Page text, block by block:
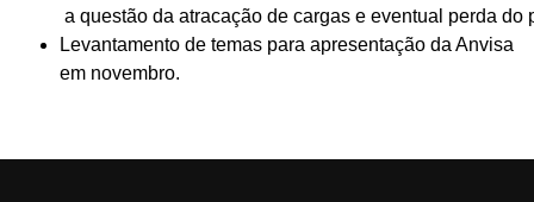
a questão da atracação de cargas e eventual perda do
Levantamento de temas para apresentação da Anvisa
em novembro.